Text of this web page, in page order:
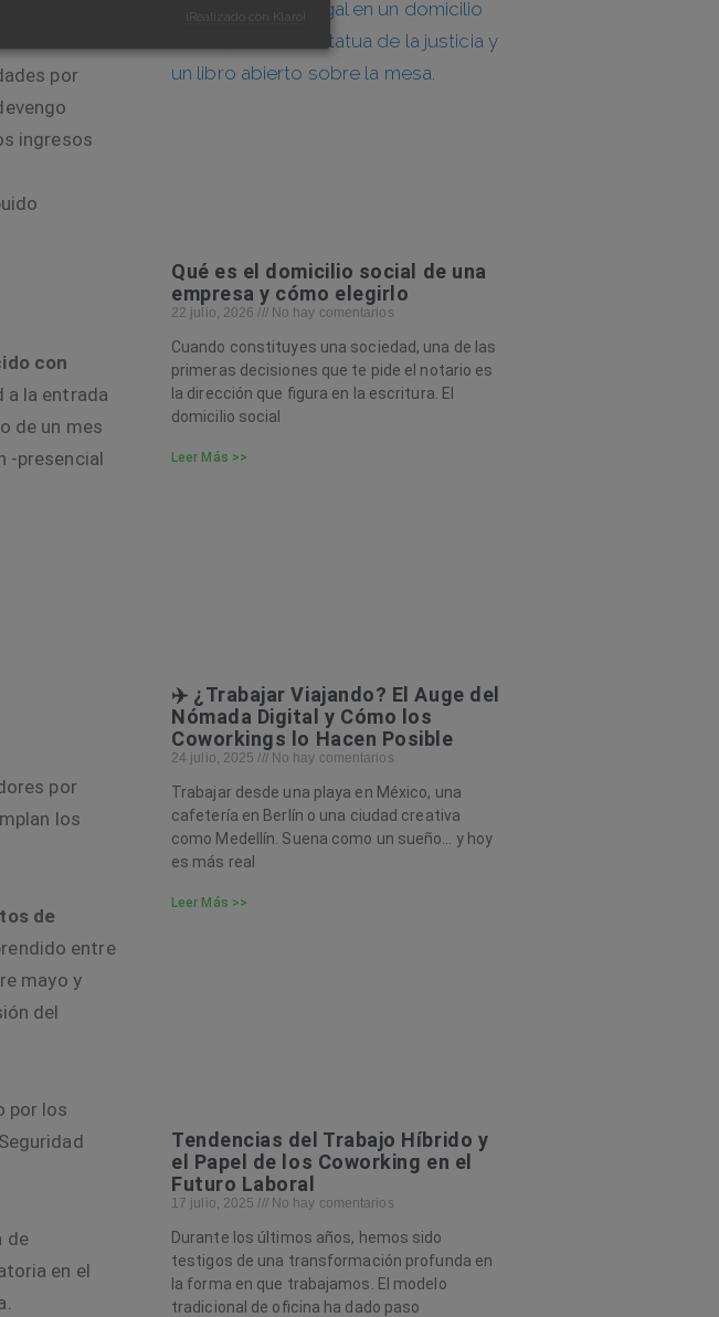
por
ingresos
con
a la entrada
de un mes
-presencial
por
los
de
entre
mayo y
del
por los
de
en el
Qué es el domicilio social de una
empresa y cómo elegirlo
22 julio, 2026 No hay comentarios
Cuando constituyes una sociedad, una de las
primeras decisiones que te pide el notario es
la dirección que figura en la escritura. El
domicilio social
Leer Más >>
✈️ ¿Trabajar Viajando? El Auge del
Nómada Digital y Cómo los
Coworkings lo Hacen Posible
24 julio, 2025 No hay comentarios
Trabajar desde una playa en México, una
cafetería en Berlín o una ciudad creativa
como Medellín. Suena como un sueño… y hoy
es más real
Leer Más >>
Tendencias del Trabajo Híbrido y
el Papel de los Coworking en el
Futuro Laboral
17 julio, 2025 No hay comentarios
Durante los últimos años, hemos sido
testigos de una transformación profunda en
la forma en que trabajamos. El modelo
tradicional de oficina ha dado paso
¡Realizado con Klaro!